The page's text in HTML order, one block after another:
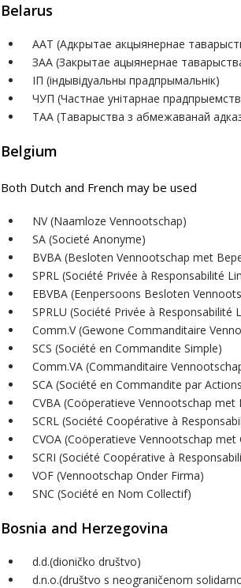
Belarus
ААТ (Адкрытае акцыянернае
ЗАА (Закрытае ацыянернае
ІП (індывідуальны прадпрымальнік)
ЧУП (Частнае унітарнае
ТАА (Таварыства з абмежаванай
Belgium
Both Dutch and French may be used
NV (Naamloze Vennootschap)
SA (Societé Anonyme)
BVBA (Besloten Vennootschap met
SPRL (Société Privée à Responsabilité
EBVBA (Eenpersoons Besloten
SPRLU (Société Privée à Responsabilité
Comm.V (Gewone Commanditaire
SCS (Société en Commandite Simple)
Comm.VA (Commanditaire
SCA (Société en Commandite par Actions
CVBA (Coöperatieve Vennootschap
SCRL (Société Coopérative à
CVOA (Coöperatieve Vennootschap
SCRI (Société Coopérative à
VOF (Vennootschap Onder Firma)
SNC (Société en Nom Collectif)
Bosnia and Herzegovina
d.d.(dioničko društvo)
d.n.o.(društvo s neograničenom